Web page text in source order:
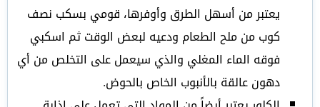
يعتبر من أسهل الطرق وأوفرها، قومي بسكب نصف
كوب من ملح الطعام ودعيه لبعض الوقت ثم اسكبي
فوقه الماء المغلي والذي سيعمل على التخلص من أي
دهون عالقة بالأنبوب الخاص بالحوض.